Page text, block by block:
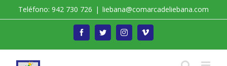
Teléfono: 942 730 726 | liebana@comarcadeliebana.com
FacebookTwitterInstagramVimeo